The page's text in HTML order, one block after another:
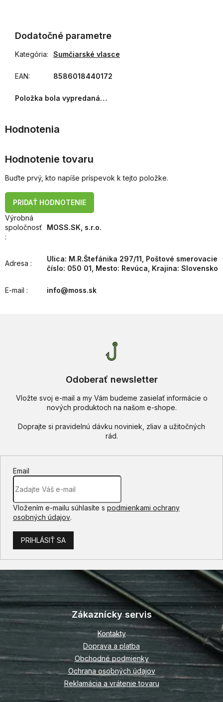
Dodatočné parametre
Kategória: Sumčiarské vlasce
EAN: 8586018440172
Položka bola vypredaná…
Hodnotenie tovaru
Buďte prvý, kto napíše príspevok k tejto položke.
PRIDAŤ HODNOTENIE
Výrobná
spoločnosť
:
MOSS.SK, s.r.o.
Adresa :
Ulica: M.R.Štefánika 297/11, Poštové smerovacie
číslo: 050 01, Mesto: Revúca, Krajina: Slovensko
E-mail : info@moss.sk
Odoberať newsletter
Vložte svoj e-mail a my Vám budeme zasielať informácie o
nových produktoch na našom e-shope.
Email
Vložením e-mailu súhlasíte s podmienkami ochrany
osobných údajov.
PRIHLÁSIŤ SA
Z
á
p
ä
e
Zákaznícky servis
Kontakty
Doprava a platba
Obchodné podmienky
Ochrana osobných údajov
Reklamácia a vrátenie tovaru